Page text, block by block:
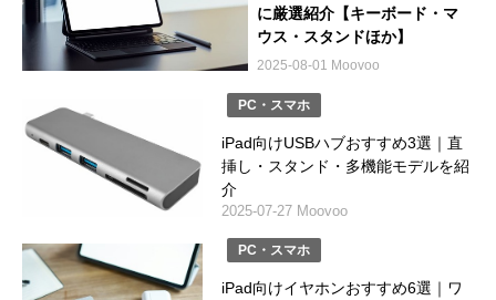
に厳選紹介【キーボード・マ
ウス・スタンドほか】
2025-08-01 Moovoo
PC・スマホ
iPad向けUSBハブおすすめ3選｜直
挿し・スタンド・多機能モデルを紹
介
2025-07-27 Moovoo
PC・スマホ
iPad向けイヤホンおすすめ6選｜ワ